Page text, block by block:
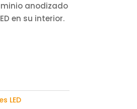
anodizado
en su interior.
LED